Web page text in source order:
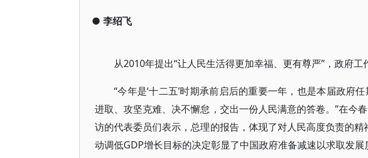
● 李绍飞
从2010年提出“让人民生活得更加幸福、更有尊严”，政府工
“今年是‘十二五’时期承前启后的重要一年，也是本届政府
进取、攻坚克难、决不懈怠，交出一份人民满意的答卷。”在今
访的代表委员们表示，总理的报告，体现了对人民高度负责的
动调低GDP增长目标的决定彰显了中国政府准备减速以求取发展